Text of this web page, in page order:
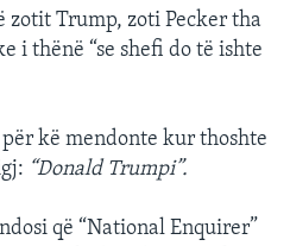
zotit Trump, zoti Pecker tha
i thënë “se shefi do të ishte
kë mendonte kur thoshte
“Donald Trumpi”.
që “National Enquirer”